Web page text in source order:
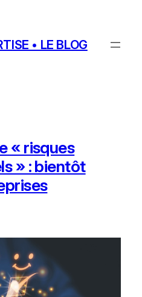
• LE BLOG
« risques
» : bientôt